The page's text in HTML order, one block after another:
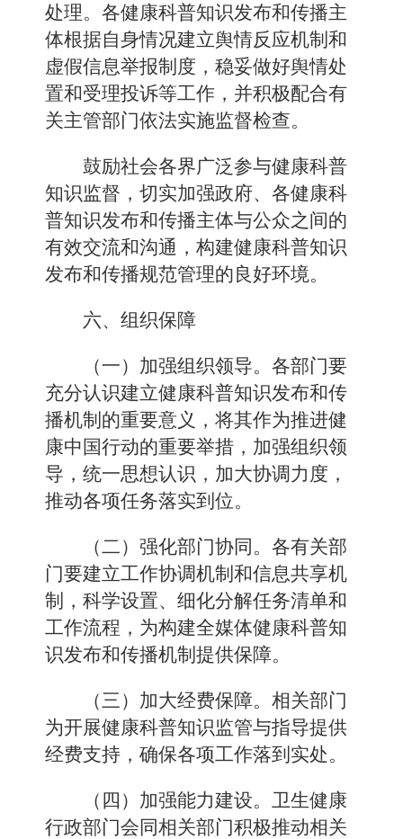
处理。各健康科普知识发布和传播主
体根据自身情况建立舆情反应机制和
虚假信息举报制度，稳妥做好舆情处
置和受理投诉等工作，并积极配合有
关主管部门依法实施监督检查。
鼓励社会各界广泛参与健康科普
知识监督，切实加强政府、各健康科
普知识发布和传播主体与公众之间的
有效交流和沟通，构建健康科普知识
发布和传播规范管理的良好环境。
六、组织保障
（一）加强组织领导。 各部门要
充分认识建立健康科普知识发布和传
播机制的重要意义，将其作为推进健
康中国行动的重要举措，加强组织领
导，统一思想认识，加大协调力度，
推动各项任务落实到位。
（二）强化部门协同。 各有关部
门要建立工作协调机制和信息共享机
制，科学设置、细化分解任务清单和
工作流程，为构建全媒体健康科普知
识发布和传播机制提供保障。
（三）加大经费保障。 相关部门
为开展健康科普知识监管与指导提供
经费支持，确保各项工作落到实处。
（四）加强能力建设。 卫生健康
行政部门会同相关部门积极推动相关